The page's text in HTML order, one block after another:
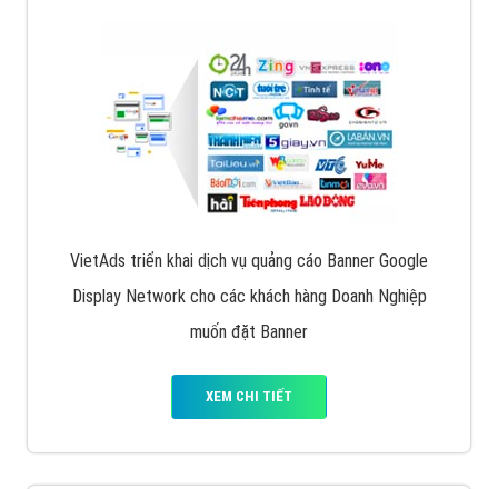
VietAds triển khai dịch vụ quảng cáo Banner Google
Display Network cho các khách hàng Doanh Nghiệp
muốn đặt Banner
XEM CHI TIẾT